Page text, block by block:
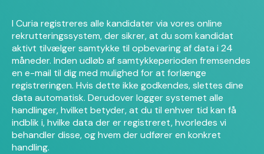
I Curia registreres alle kandidater via vores online
rekrutteringssystem, der sikrer, at du som kandidat
aktivt tilvælger samtykke til opbevaring af data i 24
måneder. Inden udløb af samtykkeperioden fremsendes
en e-mail til dig med mulighed for at forlænge
registreringen. Hvis dette ikke godkendes, slettes dine
data automatisk. Derudover logger systemet alle
handlinger, hvilket betyder, at du til enhver tid kan få
indblik i, hvilke data der er registreret, hvorledes vi
behandler disse, og hvem der udfører en konkret
handling.